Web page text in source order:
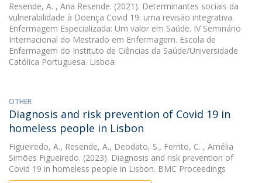
Resende, A. , Ana Resende. (2021). Determinantes sociais da
vulnerabilidade à Doença Covid 19: uma revisão integrativa.
Enfermagem Especializada: Um valor em Saúde. IV Seminário
Internacional do Mestrado em Enfermagem. Escola de
Enfermagem do Instituto de Ciências da Saúde/Universidade
Católica Portuguesa. Lisboa
OTHER
Diagnosis and risk prevention of Covid 19 in
homeless people in Lisbon
Figueiredo, A., Resende, A., Deodato, S., Ferrito, C. , Amélia
Simões Figueiredo. (2023). Diagnosis and risk prevention of
Covid 19 in homeless people in Lisbon. BMC Proceedings